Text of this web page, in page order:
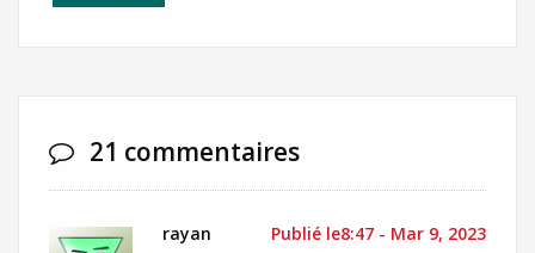
21 commentaires
rayan Publié le8:47 - Mar 9, 2023